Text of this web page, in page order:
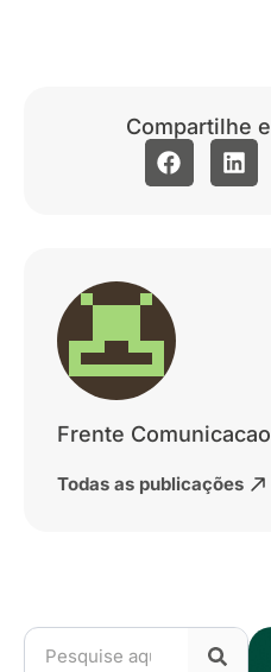
Compartilhe
Frente Comunicacao
Todas as publicações